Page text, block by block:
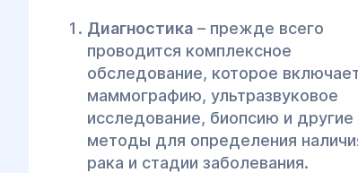
Диагностика – прежде всего
проводится комплексное
обследование, которое
маммографию, ультразвуковое
исследование, биопсию и другие
методы для определения
рака и стадии заболевания.